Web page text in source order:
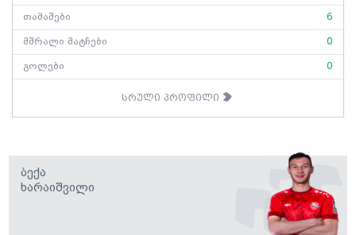
თამაშები 6
მშრალი მატჩები 0
გოლები 0
სრული პროფილი
Ბექა
Ხარაიშვილი